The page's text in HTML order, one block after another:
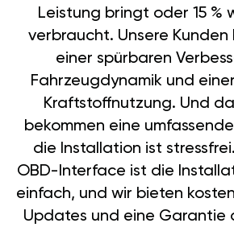
Leistung bringt oder 15 %
verbraucht. Unsere
einer spürbaren
Fahrzeugdynamik und
Kraftstoffnutzung. Und
bekommen eine
die Installation ist
OBD-Interface ist die
einfach, und wir bieten
Updates und eine Garantie